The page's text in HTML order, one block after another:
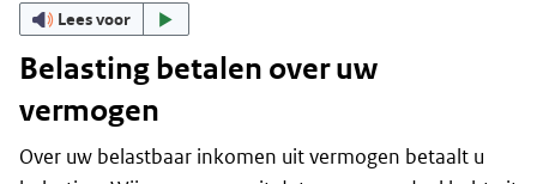
Lees voor
Belasting betalen over uw
vermogen
Over uw belastbaar inkomen uit vermogen betaalt u